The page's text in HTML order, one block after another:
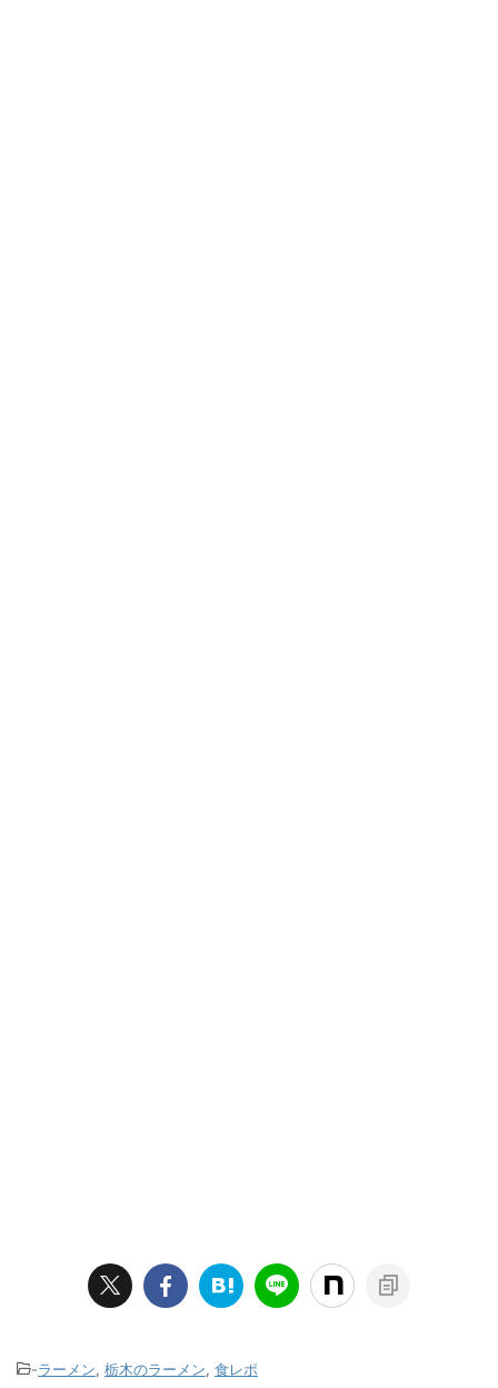
-ラーメン, 栃木のラーメン, 食レポ